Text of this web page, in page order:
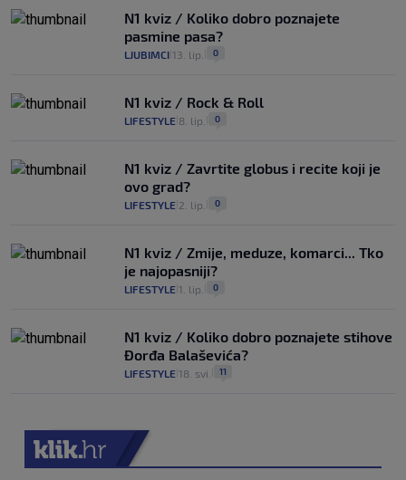
N1 kviz / Koliko dobro poznajete
pasmine pasa?
LJUBIMCI 13. lip. 0
N1 kviz / Rock & Roll
LIFESTYLE 8. lip. 0
N1 kviz / Zavrtite globus i recite koji je
ovo grad?
LIFESTYLE 2. lip. 0
N1 kviz / Zmije, meduze, komarci... Tko
je najopasniji?
LIFESTYLE 1. lip. 0
N1 kviz / Koliko dobro poznajete stihove
Đorđa Balaševića?
LIFESTYLE 18. svi. 11